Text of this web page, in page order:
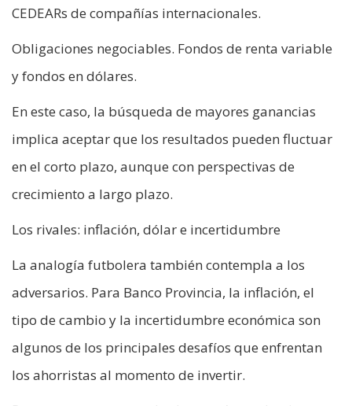
CEDEARs de compañías internacionales.
Obligaciones negociables. Fondos de renta variable
y fondos en dólares.
En este caso, la búsqueda de mayores ganancias
implica aceptar que los resultados pueden fluctuar
en el corto plazo, aunque con perspectivas de
crecimiento a largo plazo.
Los rivales: inflación, dólar e incertidumbre
La analogía futbolera también contempla a los
adversarios. Para Banco Provincia, la inflación, el
tipo de cambio y la incertidumbre económica son
algunos de los principales desafíos que enfrentan
los ahorristas al momento de invertir.